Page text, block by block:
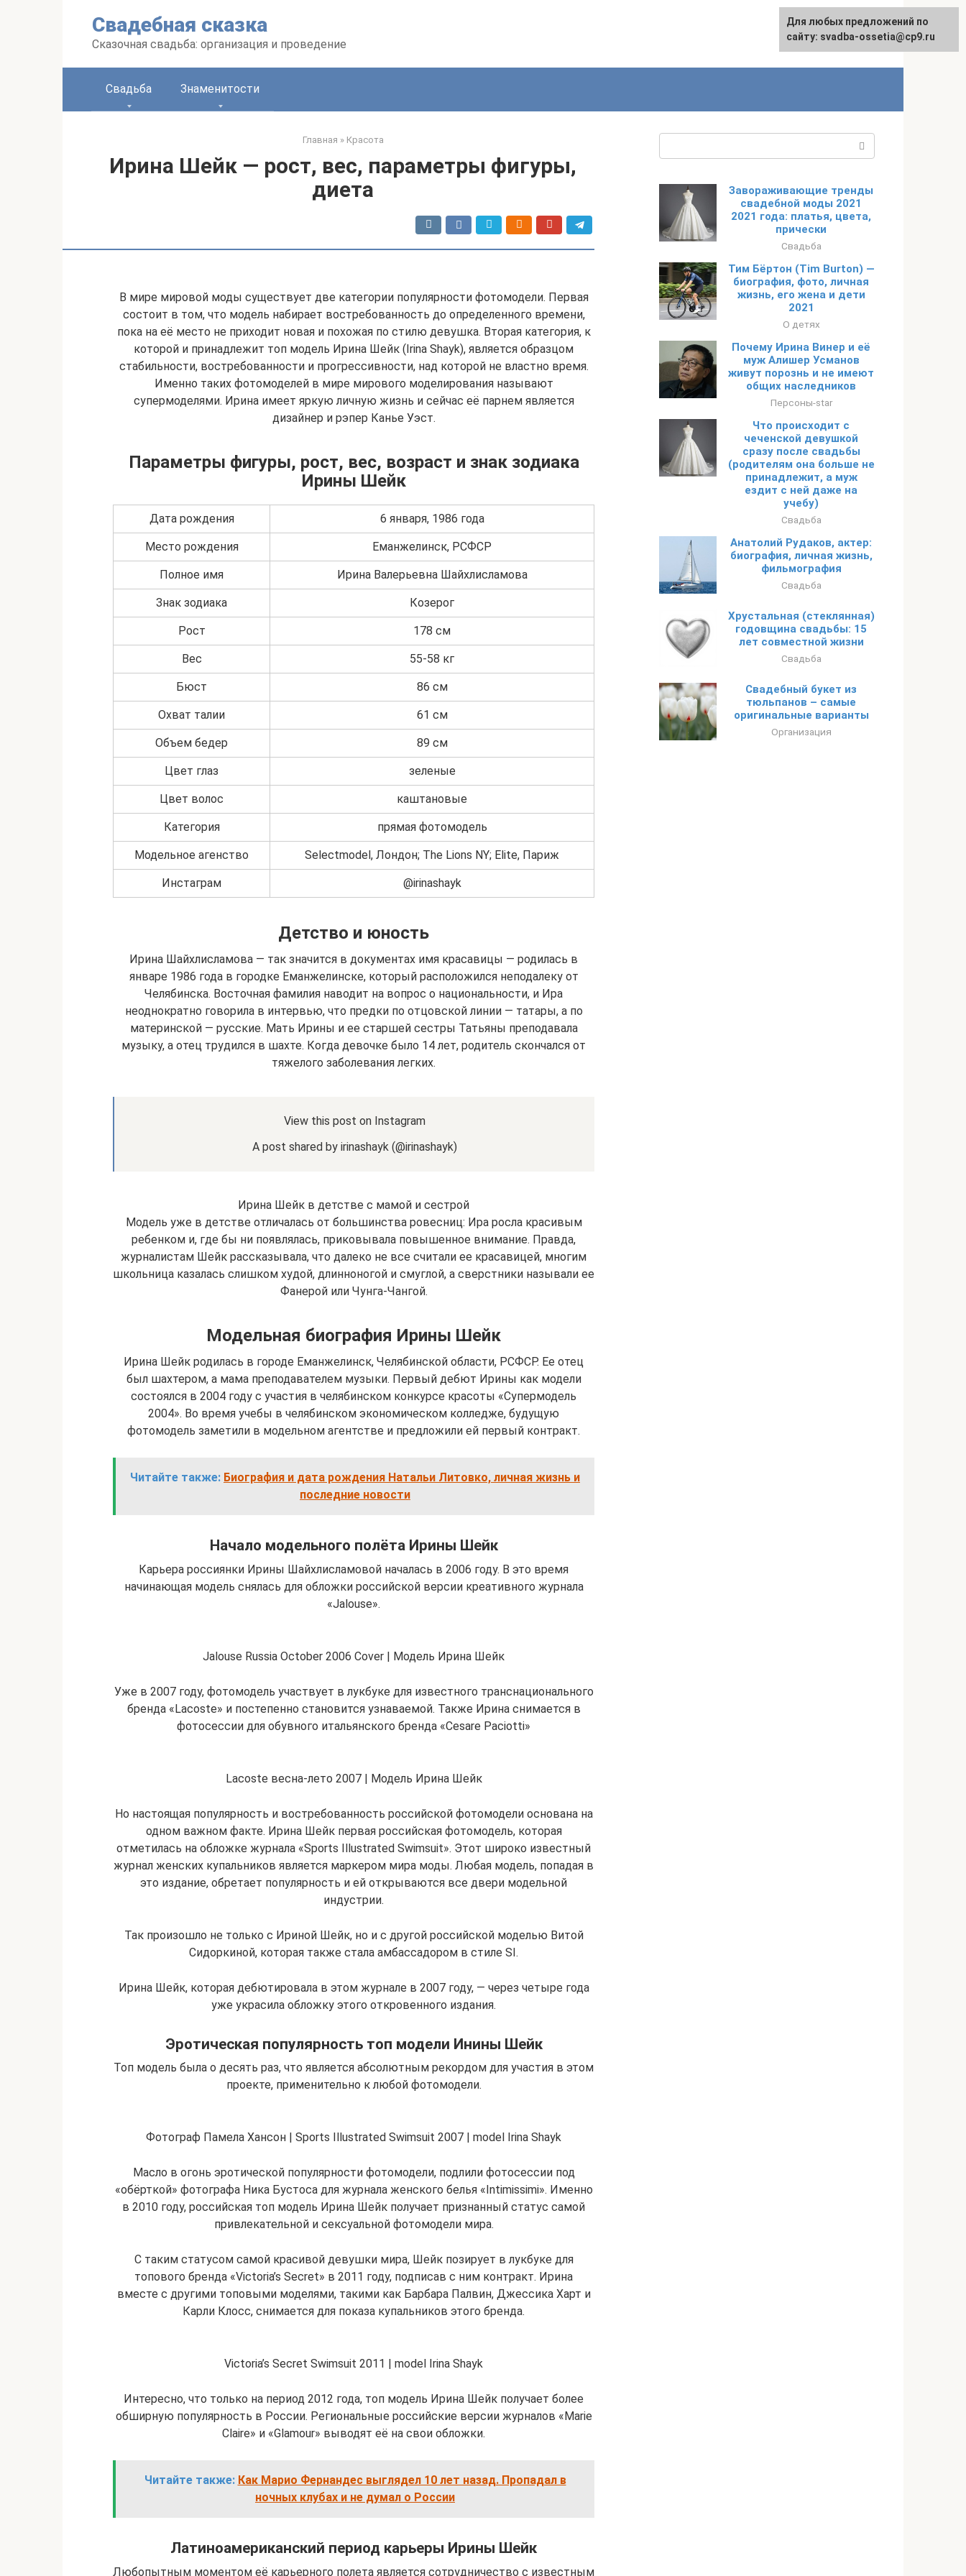
Свадебная сказка
Сказочная свадьба: организация и проведение
Свадьба Знаменитости
Главная » Красота
Ирина Шейк — рост, вес, параметры фигуры,
диета
В мире мировой моды существует две категории популярности фотомодели. Первая
состоит в том, что модель набирает востребованность до определенного времени,
пока на её место не приходит новая и похожая по стилю девушка. Вторая категория, к
которой и принадлежит топ модель Ирина Шейк (Irina Shayk), является образцом
стабильности, востребованности и прогрессивности, над которой не властно время.
Именно таких фотомоделей в мире мирового моделирования называют
супермоделями. Ирина имеет яркую личную жизнь и сейчас её парнем является
дизайнер и рэпер Канье Уэст.
Параметры фигуры, рост, вес, возраст и знак зодиака
Ирины Шейк
Дата рождения 6 января, 1986 года
Место рождения Еманжелинск, РСФСР
Полное имя Ирина Валерьевна Шайхлисламова
Знак зодиака Козерог
Рост 178 см
Вес 55-58 кг
Бюст 86 см
Охват талии 61 см
Объем бедер 89 см
Цвет глаз зеленые
Цвет волос каштановые
Категория прямая фотомодель
Модельное агенство Selectmodel, Лондон; The Lions NY; Elite, Париж
Инстаграм @irinashayk
Детство и юность
Ирина Шайхлисламова — так значится в документах имя красавицы — родилась в
январе 1986 года в городке Еманжелинске, который расположился неподалеку от
Челябинска. Восточная фамилия наводит на вопрос о национальности, и Ира
неоднократно говорила в интервью, что предки по отцовской линии — татары, а по
материнской — русские. Мать Ирины и ее старшей сестры Татьяны преподавала
музыку, а отец трудился в шахте. Когда девочке было 14 лет, родитель скончался от
тяжелого заболевания легких.
View this post on Instagram
A post shared by irinashayk (@irinashayk)
Ирина Шейк в детстве с мамой и сестрой
Модель уже в детстве отличалась от большинства ровесниц: Ира росла красивым
ребенком и, где бы ни появлялась, приковывала повышенное внимание. Правда,
журналистам Шейк рассказывала, что далеко не все считали ее красавицей, многим
школьница казалась слишком худой, длинноногой и смуглой, а сверстники называли ее
Фанерой или Чунга-Чангой.
Модельная биография Ирины Шейк
Ирина Шейк родилась в городе Еманжелинск, Челябинской области, РСФСР. Ее отец
был шахтером, а мама преподавателем музыки. Первый дебют Ирины как модели
состоялся в 2004 году с участия в челябинском конкурсе красоты «Супермодель
2004». Во время учебы в челябинском экономическом колледже, будущую
фотомодель заметили в модельном агентстве и предложили ей первый контракт.
Читайте также: Биография и дата рождения Натальи Литовко, личная жизнь и
последние новости
Начало модельного полёта Ирины Шейк
Карьера россиянки Ирины Шайхлисламовой началась в 2006 году. В это время
начинающая модель снялась для обложки российской версии креативного журнала
«Jalouse».
Jalouse Russia October 2006 Cover | Модель Ирина Шейк
Уже в 2007 году, фотомодель участвует в лукбуке для известного транснационального
бренда «Lacoste» и постепенно становится узнаваемой. Также Ирина снимается в
фотосессии для обувного итальянского бренда «Cesare Paciotti»
Lacoste весна-лето 2007 | Модель Ирина Шейк
Но настоящая популярность и востребованность российской фотомодели основана на
одном важном факте. Ирина Шейк первая российская фотомодель, которая
отметилась на обложке журнала «Sports Illustrated Swimsuit». Этот широко известный
журнал женских купальников является маркером мира моды. Любая модель, попадая в
это издание, обретает популярность и ей открываются все двери модельной
индустрии.
Так произошло не только с Ириной Шейк, но и с другой российской моделью Витой
Сидоркиной, которая также стала амбассадором в стиле SI.
Ирина Шейк, которая дебютировала в этом журнале в 2007 году, — через четыре года
уже украсила обложку этого откровенного издания.
Эротическая популярность топ модели Инины Шейк
Топ модель была о десять раз, что является абсолютным рекордом для участия в этом
проекте, применительно к любой фотомодели.
Фотограф Памела Хансон | Sports Illustrated Swimsuit 2007 | model Irina Shayk
Масло в огонь эротической популярности фотомодели, подлили фотосессии под
«обёрткой» фотографа Ника Бустоса для журнала женского белья «Intimissimi». Именно
в 2010 году, российская топ модель Ирина Шейк получает признанный статус самой
привлекательной и сексуальной фотомодели мира.
С таким статусом самой красивой девушки мира, Шейк позирует в лукбуке для
топового бренда «Victoria’s Secret» в 2011 году, подписав с ним контракт. Ирина
вместе с другими топовыми моделями, такими как Барбара Палвин, Джессика Харт и
Карли Клосс, снимается для показа купальников этого бренда.
Victoria’s Secret Swimsuit 2011 | model Irina Shayk
Интересно, что только на период 2012 года, топ модель Ирина Шейк получает более
обширную популярность в России. Региональные российские версии журналов «Marie
Claire» и «Glamour» выводят её на свои обложки.
Читайте также: Как Марио Фернандес выглядел 10 лет назад. Пропадал в
ночных клубах и не думал о России
Латиноамериканский период карьеры Ирины Шейк
Любопытным моментом её карьерного полета является сотрудничество с известным
Завораживающие тренды
свадебной моды 2021
2021 года: платья, цвета,
прически
Свадьба
Тим Бёртон (Tim Burton) —
биография, фото, личная
жизнь, его жена и дети
2021
О детях
Почему Ирина Винер и её
муж Алишер Усманов
живут порознь и не имеют
общих наследников
Персоны-star
Что происходит с
чеченской девушкой
сразу после свадьбы
(родителям она больше не
принадлежит, а муж
ездит с ней даже на
учебу)
Свадьба
Анатолий Рудаков, актер:
биография, личная жизнь,
фильмография
Свадьба
Хрустальная (стеклянная)
годовщина свадьбы: 15
лет совместной жизни
Свадьба
Свадебный букет из
тюльпанов – самые
оригинальные варианты
Организация
Для любых предложений по
сайту: svadba-ossetia@cp9.ru